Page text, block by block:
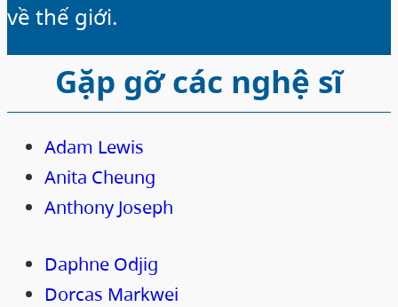
về thế giới.
Gặp gỡ các nghệ sĩ
Adam Lewis
Anita Cheung
Anthony Joseph
Daphne Odjig
Dorcas Markwei